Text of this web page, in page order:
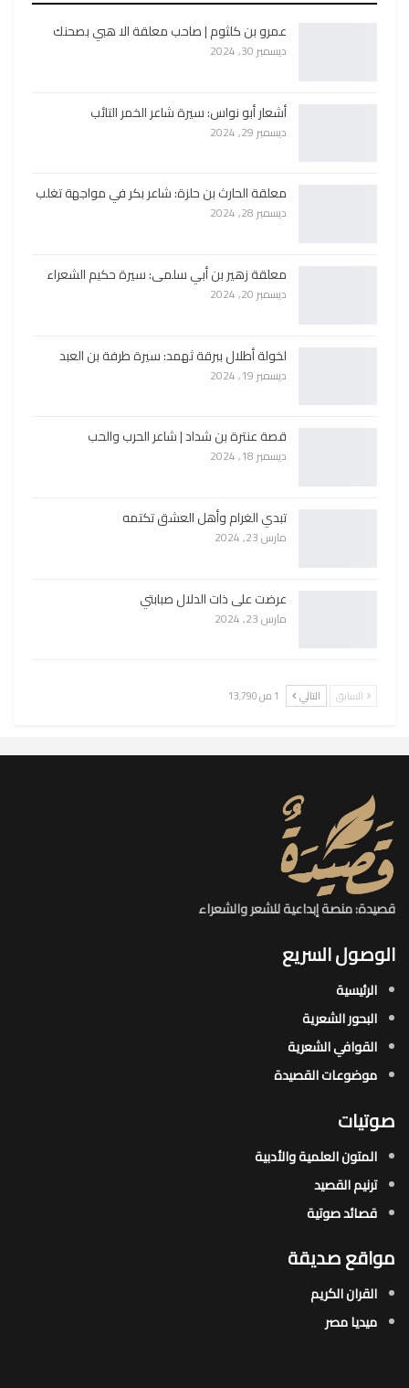
عمرو بن كلثوم | صاحب معلقة الا هبي بصحنك
ديسمبر 30, 2024
أشعار أبو نواس: سيرة شاعر الخمر التائب
ديسمبر 29, 2024
معلقة الحارث بن حلزة: شاعر بكر في مواجهة تغلب
ديسمبر 28, 2024
معلقة زهير بن أبي سلمى: سيرة حكيم الشعراء
ديسمبر 20, 2024
لخولة أطلال ببرقة ثهمد: سيرة طرفة بن العبد
ديسمبر 19, 2024
قصة عنترة بن شداد | شاعر الحرب والحب
ديسمبر 18, 2024
تبدي الغرام وأهل العشق تكتمه
مارس 23, 2024
عرضت على ذات الدلال صبابتي
مارس 23, 2024
السابق التالي 1 من 13٬790
قصيدة: منصة إبداعية للشعر والشعراء
الوصول السريع
الرئيسية
البحور الشعرية​
القوافي الشعرية​
موضوعات القصيدة​
صوتيات
المتون العلمية والأدبية
ترنيم القصيد
قصائد صوتية
مواقع صديقة
القران الكريم
ميديا مصر